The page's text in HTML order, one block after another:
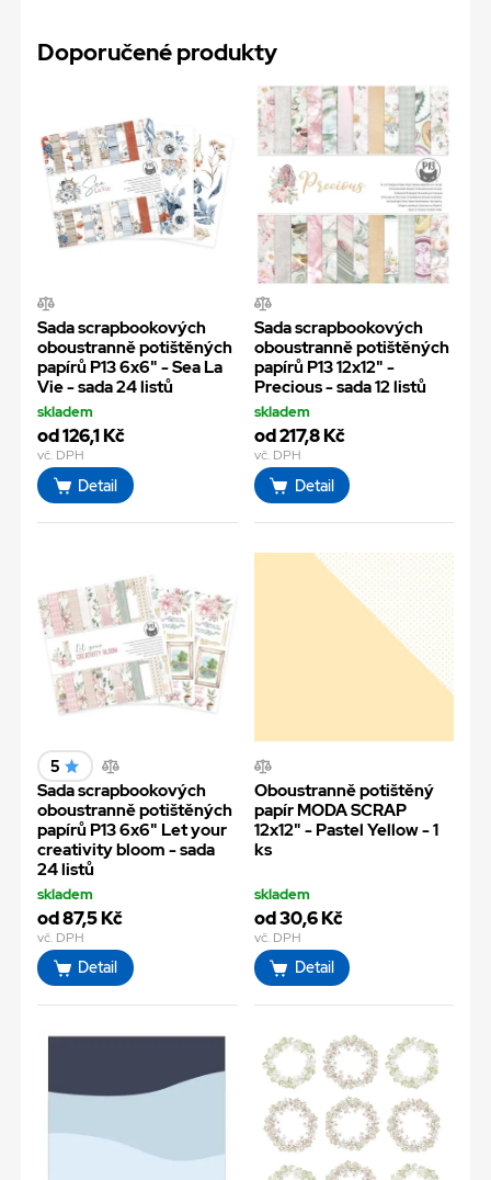
Doporučené produkty
Sada scrapbookových
oboustranně potištěných
papírů P13 6x6" - Sea La
Vie - sada 24 listů
skladem
od 126,1 Kč
vč. DPH
Detail
Sada scrapbookových
oboustranně potištěných
papírů P13 12x12" -
Precious - sada 12 listů
skladem
od 217,8 Kč
vč. DPH
Detail
5
Sada scrapbookových
oboustranně potištěných
papírů P13 6x6" Let your
creativity bloom - sada
24 listů
skladem
od 87,5 Kč
vč. DPH
Detail
Oboustranně potištěný
papír MODA SCRAP
12x12" - Pastel Yellow - 1
ks
skladem
od 30,6 Kč
vč. DPH
Detail